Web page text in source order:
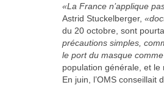
«La France n’applique
Astrid Stuckelberger,
du 20 octobre, sont
précautions simples,
le port du masque
population générale, et le
En juin, l’OMS conseillait